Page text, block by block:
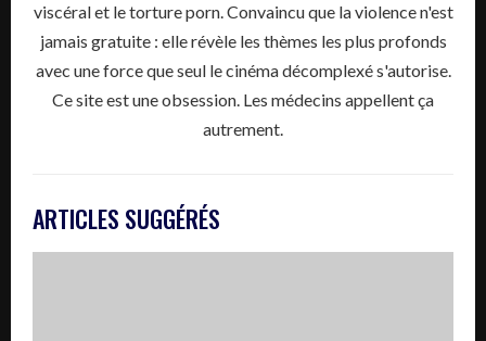
viscéral et le torture porn. Convaincu que la violence n'est
jamais gratuite : elle révèle les thèmes les plus profonds
avec une force que seul le cinéma décomplexé s'autorise.
Ce site est une obsession. Les médecins appellent ça
autrement.
ARTICLES SUGGÉRÉS